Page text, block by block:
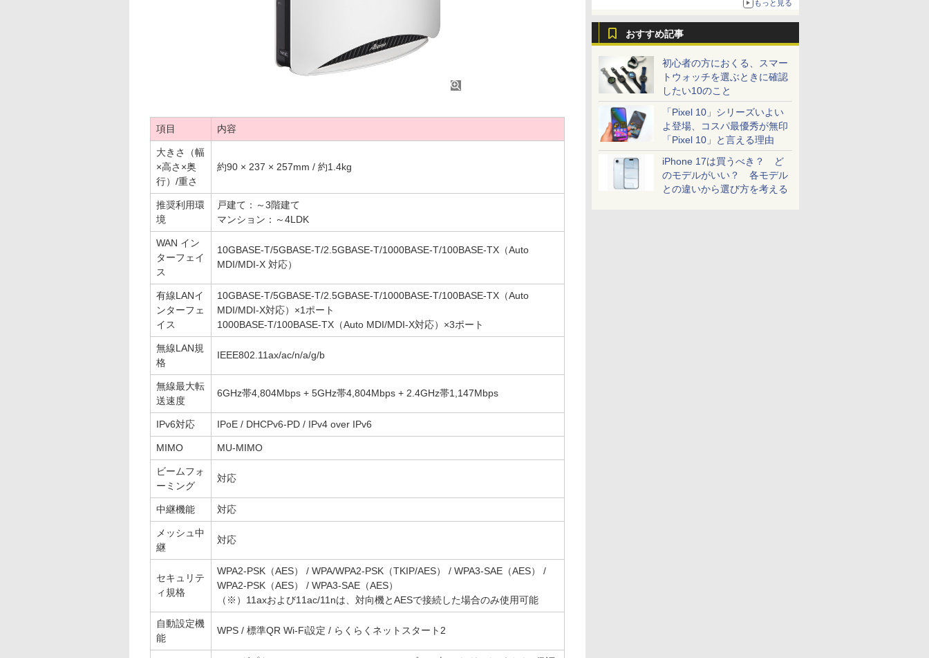
もっと見る
おすすめ記事
初心者の方におくる、スマー
トウォッチを選ぶときに確認
したい10のこと
「Pixel 10」シリーズいよい
よ登場、コスパ最優秀が無印
「Pixel 10」と言える理由
iPhone 17は買うべき？ ど
のモデルがいい？ 各モデル
との違いから選び方を考える
項目 内容
大きさ（幅
×高さ×奥
行）/重さ
約90 × 237 × 257mm / 約1.4kg
推奨利用環
境
戸建て：～3階建て
マンション：～4LDK
WAN イン
ターフェイ
ス
10GBASE-T/5GBASE-T/2.5GBASE-T/1000BASE-T/100BASE-TX（Auto
MDI/MDI-X 対応）
有線LANイ
ンターフェ
イス
10GBASE-T/5GBASE-T/2.5GBASE-T/1000BASE-T/100BASE-TX（Auto
MDI/MDI-X対応）×1ポート
1000BASE-T/100BASE-TX（Auto MDI/MDI-X対応）×3ポート
無線LAN規
格
IEEE802.11ax/ac/n/a/g/b
無線最大転
送速度
6GHz帯4,804Mbps + 5GHz帯4,804Mbps + 2.4GHz帯1,147Mbps
IPv6対応 IPoE / DHCPv6-PD / IPv4 over IPv6
MIMO MU-MIMO
ビームフォ
ーミング
対応
中継機能 対応
メッシュ中
継
対応
セキュリテ
ィ規格
WPA2-PSK（AES） / WPA/WPA2-PSK（TKIP/AES） / WPA3-SAE（AES） /
WPA2-PSK（AES） / WPA3-SAE（AES）
（※）11axおよび11ac/11nは、対向機とAESで接続した場合のみ使用可能
自動設定機
能
WPS / 標準QR Wi-Fi設定 / らくらくネットスタート2